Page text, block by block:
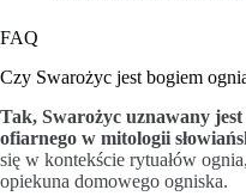
FAQ
Czy Swarożyc jest bogiem
Tak, Swarożyc uznawany
ofiarnego w mitologii
się w kontekście rytuałów
opiekuna domowego ogniska.